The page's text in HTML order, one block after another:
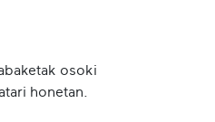
osoki
honetan.